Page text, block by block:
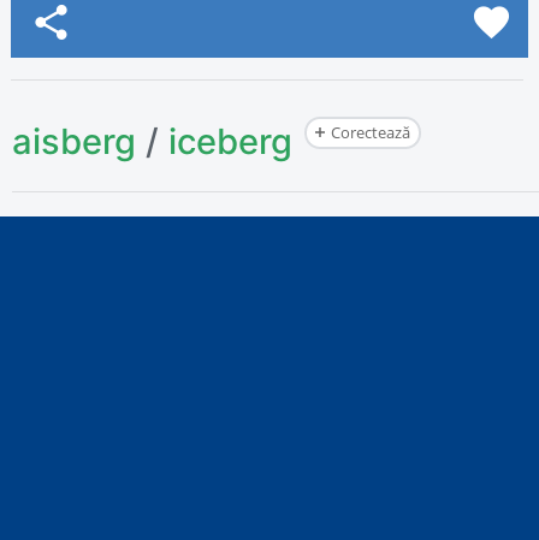
share favorite
aisberg / iceberg Corectează